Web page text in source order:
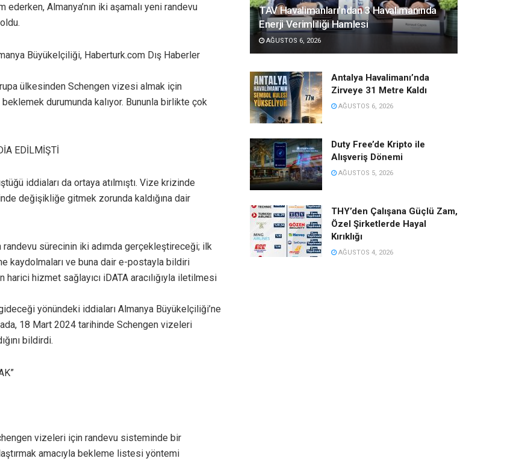
ederken, Almanya’nın iki aşamalı yeni randevu
Büyükelçiliği, Haberturk.com Dış Haberler
ülkesinden Schengen vizesi almak için
durumunda kalıyor. Bununla birlikte çok
EDİLMİŞTİ
iddiaları da ortaya atılmıştı. Vize krizinde
değişikliğe gitmek zorunda kaldığına dair
sürecinin iki adımda gerçekleştireceği; ilk
kaydolmaları ve buna dair e-postayla bildiri
hizmet sağlayıcı iDATA aracılığıyla iletilmesi
yönündeki iddiaları Almanya Büyükelçiliği’ne
18 Mart 2024 tarihinde Schengen vizeleri
bildirdi.
vizeleri için randevu sisteminde bir
amacıyla bekleme listesi yöntemi
TAV Havalimanları’ndan 3 Havalimanında
Enerji Verimliliği Hamlesi
AĞUSTOS 6, 2026
Antalya Havalimanı’nda
Zirveye 31 Metre Kaldı
AĞUSTOS 6, 2026
Duty Free’de Kripto ile
Alışveriş Dönemi
AĞUSTOS 5, 2026
THY’den Çalışana Güçlü Zam,
Özel Şirketlerde Hayal
Kırıklığı
AĞUSTOS 4, 2026